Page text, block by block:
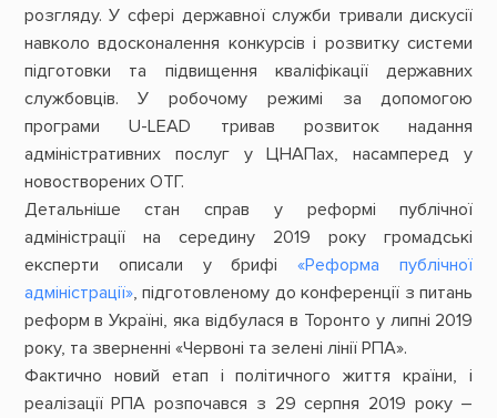
розгляду. У сфері державної служби тривали дискусії
навколо вдосконалення конкурсів і розвитку системи
підготовки та підвищення кваліфікації державних
службовців. У робочому режимі за допомогою
програми U-LEAD тривав розвиток надання
адміністративних послуг у ЦНАПах, насамперед у
новостворених ОТГ.
Детальніше стан справ у реформі публічної
адміністрації на середину 2019 року громадські
експерти описали у брифі«Реформа публічної
адміністрації», підготовленому до конференції з питань
реформ в Україні, яка відбулася в Торонто у липні 2019
року, та зверненні «Червоні та зелені лінії РПА».
Фактично новий етап і політичного життя країни, і
реалізації РПА розпочався з 29 серпня 2019 року ―